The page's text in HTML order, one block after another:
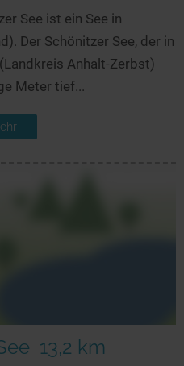
See ist ein See in
Der Schönitzer See, der in
Anhalt-Zerbst)
Meter tief...
13,2 km